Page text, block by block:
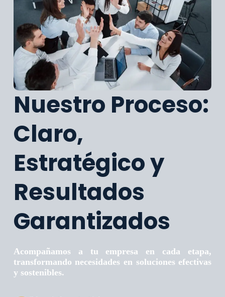
Nuestro Proceso:
Claro,
Estratégico y
Resultados
Garantizados
Acompañamos a tu empresa en cada etapa,
transformando necesidades en soluciones efectivas
y sostenibles.